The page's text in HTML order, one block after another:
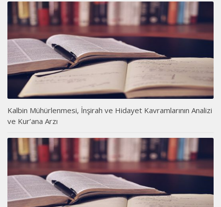
Kalbin Mühürlenmesi, İnşirah ve Hidayet Kavramlarının Analizi
ve Kur’ana Arzı